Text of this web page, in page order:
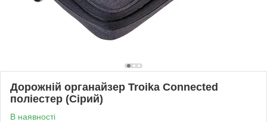
Дорожній органайзер Troika Connected
поліестер (Сірий)
В наявності